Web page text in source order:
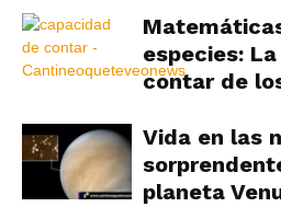
especies:
contar de
Vida en las
planeta